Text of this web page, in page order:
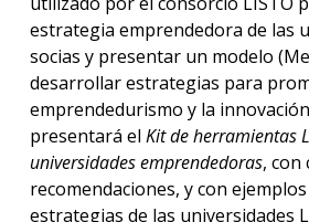
estrategia emprendedora de las
socias y presentar un modelo
desarrollar estrategias para
emprendedurismo y la
presentará el Kit de herramientas
universidades emprendedoras, con
recomendaciones, y con
estrategias de las universidades